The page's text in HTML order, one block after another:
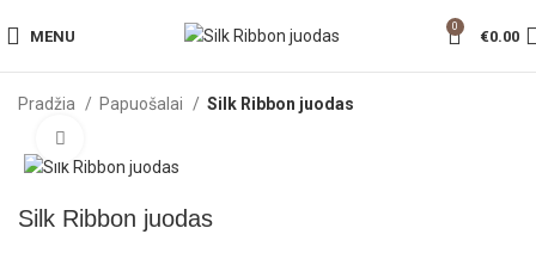
MENU
0
€0.00
Pradžia Papuošalai Silk Ribbon juodas
Silk Ribbon juodas